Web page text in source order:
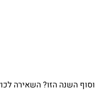
וסוף השנה הזו? השאירה